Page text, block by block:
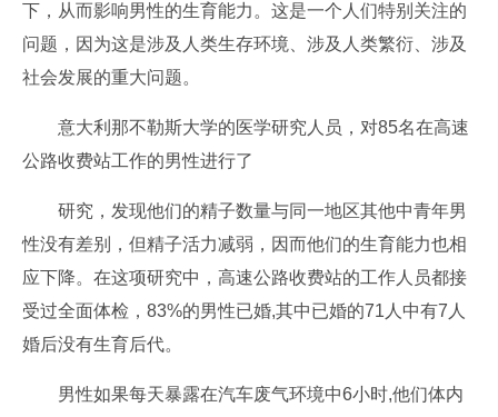
下，从而影响男性的生育能力。这是一个人们特别关注的
问题，因为这是涉及人类生存环境、涉及人类繁衍、涉及
社会发展的重大问题。
意大利那不勒斯大学的医学研究人员，对85名在高速
公路收费站工作的男性进行了
研究，发现他们的精子数量与同一地区其他中青年男
性没有差别，但精子活力减弱，因而他们的生育能力也相
应下降。在这项研究中，高速公路收费站的工作人员都接
受过全面体检，83%的男性已婚,其中已婚的71人中有7人
婚后没有生育后代。
男性如果每天暴露在汽车废气环境中6小时,他们体内